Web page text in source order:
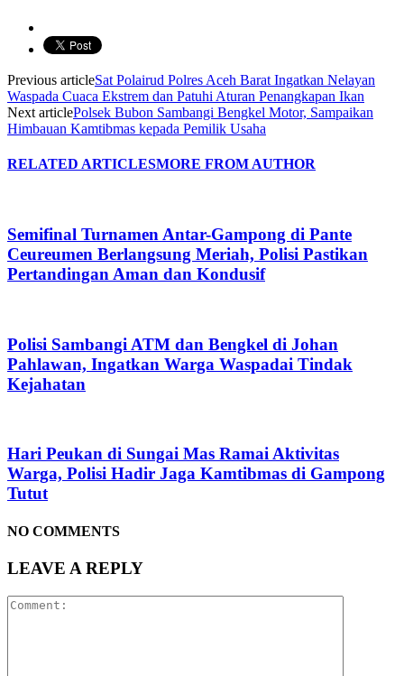
Previous articleSat Polairud Polres Aceh Barat Ingatkan Nelayan
Waspada Cuaca Ekstrem dan Patuhi Aturan Penangkapan Ikan
Next articlePolsek Bubon Sambangi Bengkel Motor, Sampaikan
Himbauan Kamtibmas kepada Pemilik Usaha
RELATED ARTICLESMORE FROM AUTHOR
Semifinal Turnamen Antar-Gampong di Pante
Ceureumen Berlangsung Meriah, Polisi Pastikan
Pertandingan Aman dan Kondusif
Polisi Sambangi ATM dan Bengkel di Johan
Pahlawan, Ingatkan Warga Waspadai Tindak
Kejahatan
Hari Peukan di Sungai Mas Ramai Aktivitas
Warga, Polisi Hadir Jaga Kamtibmas di Gampong
Tutut
NO COMMENTS
LEAVE A REPLY